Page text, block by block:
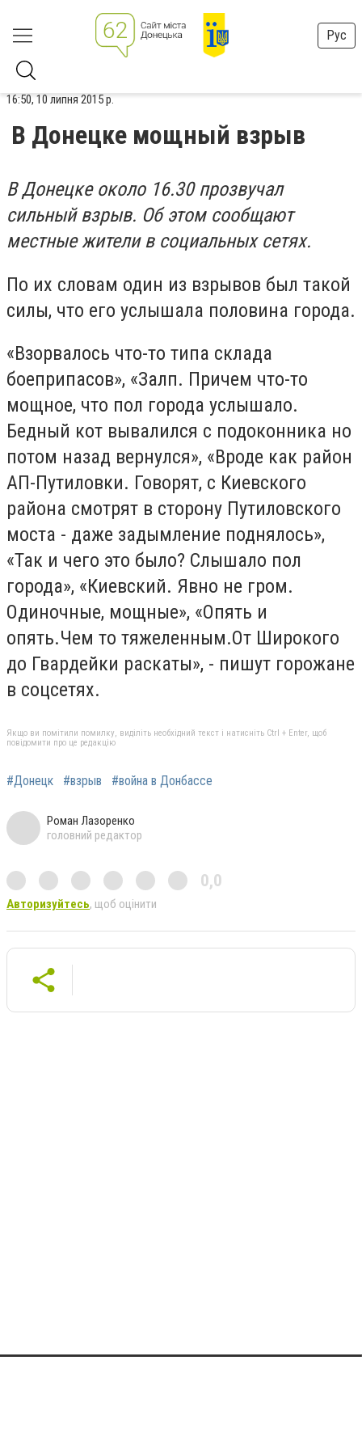
Рус
16:50, 10 липня 2015 р.
В Донецке мощный взрыв
В Донецке около 16.30 прозвучал
сильный взрыв. Об этом сообщают
местные жители в социальных сетях.
По их словам один из взрывов был такой
силы, что его услышала половина города.
«Взорвалось что-то типа склада
боеприпасов», «Залп. Причем что-то
мощное, что пол города услышало.
Бедный кот вывалился с подоконника но
потом назад вернулся», «Вроде как район
АП-Путиловки. Говорят, с Киевского
района смотрят в сторону Путиловского
моста - даже задымление поднялось»,
«Так и чего это было? Слышало пол
города», «Киевский. Явно не гром.
Одиночные, мощные», «Опять и
опять.Чем то тяжеленным.От Широкого
до Гвардейки раскаты», - пишут горожане
в соцсетях.
Якщо ви помітили помилку, виділіть необхідний текст і натисніть Ctrl + Enter, щоб
повідомити про це редакцію
#Донецк #взрыв #война в Донбассе
Роман Лазоренко
головний редактор
0,0
Авторизуйтесь, щоб оцінити